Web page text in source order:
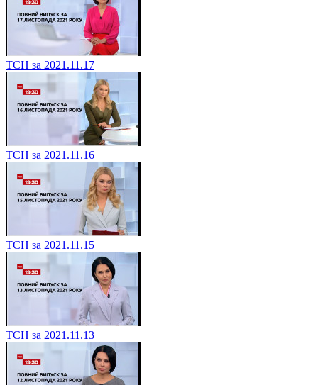
ТСН за 2021.11.17
ТСН за 2021.11.16
ТСН за 2021.11.15
ТСН за 2021.11.13